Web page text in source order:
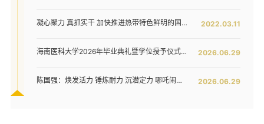
2022.03.11
凝心聚力 真抓实干 加快推进热带特色鲜明的国际化高水平医科大学建设步伐 ——我校六届五次教代会暨七届二次工代会隆重开幕
2026.06.29
海南医科大学2026年毕业典礼暨学位授予仪式举行
2026.06.29
陈国强：焕发活力 锤炼耐力 沉潜定力 哪吒闹海拓新程——在海南医科大学2026年毕业典礼上的讲话